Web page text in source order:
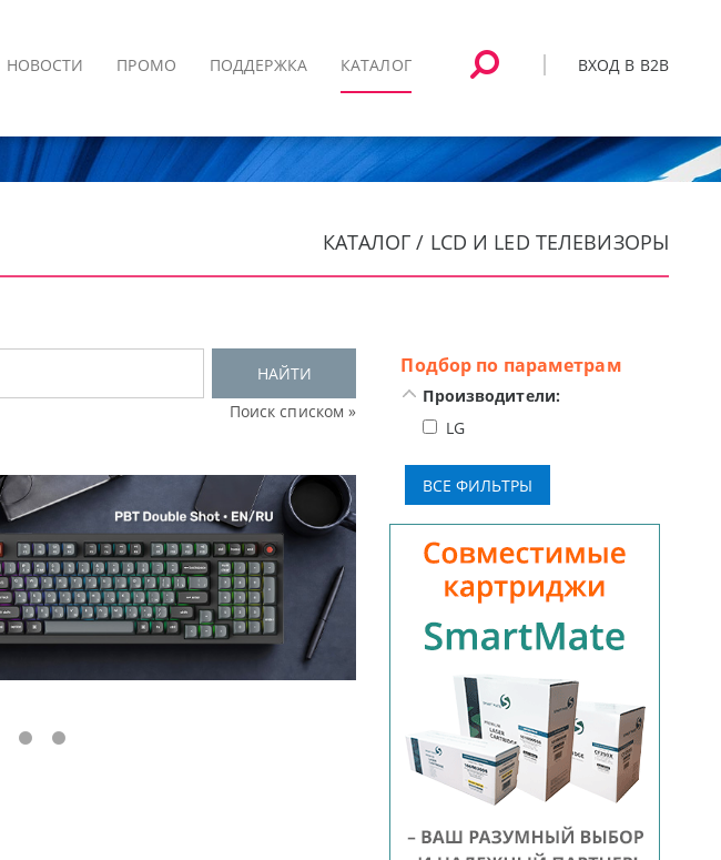
ВХОД В B2B
НОВОСТИ ПРОМО ПОДДЕРЖКА КАТАЛОГ
КАТАЛОГ / LCD И LED ТЕЛЕВИЗОРЫ
НАЙТИ
Поиск списком »
мониторы Oceanview. Высокотехнологичная игровая
Подбор по параметрам
Производители:
LG